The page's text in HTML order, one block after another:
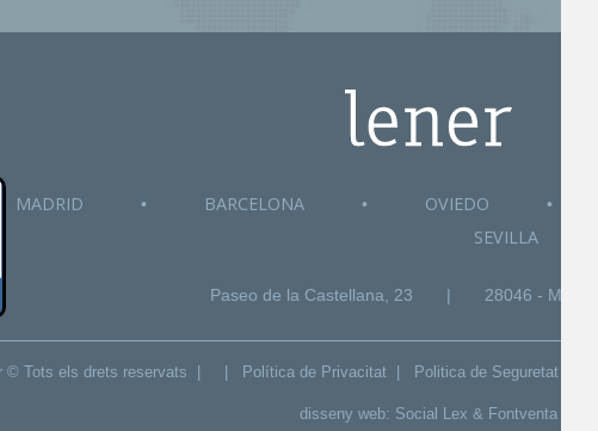
MADRID • BARCELONA • OVIEDO •
SEVILLA
Paseo de la Castellana, 23 | 28046 - Madrid
© Tots els drets reservats | Política de Privacitat| Politica de Seguretat|
disseny web: Social Lex & Fontventa